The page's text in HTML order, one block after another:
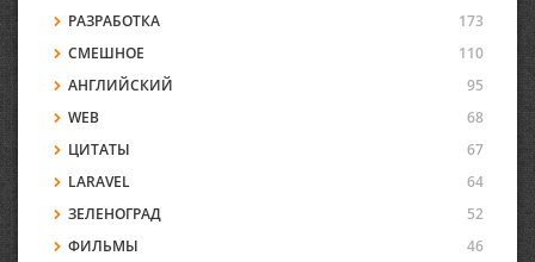
РАЗРАБОТКА
173
СМЕШНОЕ
110
АНГЛИЙСКИЙ
95
WEB
68
ЦИТАТЫ
67
LARAVEL
64
ЗЕЛЕНОГРАД
52
ФИЛЬМЫ
46